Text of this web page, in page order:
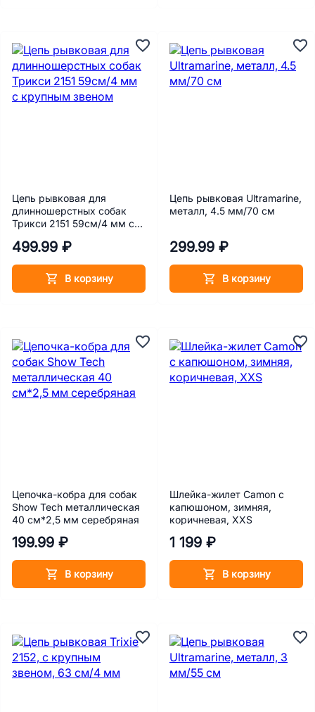
Цепь рывковая для
длинношерстных собак
Трикси 2151 59см/4 мм с
499.99 ₽
В корзину
Цепь рывковая Ultramarine,
металл, 4.5 мм/70 см
299.99 ₽
В корзину
Цепочка-кобра для собак
Show Tech металлическая
40 см*2,5 мм серебряная
199.99 ₽
В корзину
Шлейка-жилет Camon с
капюшоном, зимняя,
коричневая, ХХS
1 199 ₽
В корзину